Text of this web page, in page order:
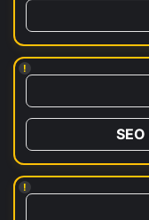
!
!